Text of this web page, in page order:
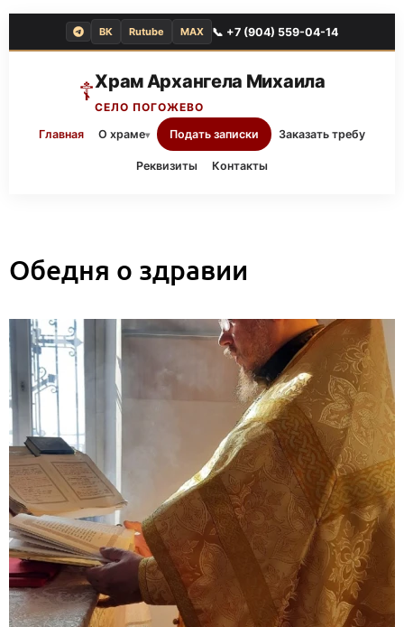
ВК Rutube MAX 📞 +7 (904) 559-04-14
☦Храм Архангела Михаила
СЕЛО ПОГОЖЕВО
Главная
О храме▾ Подать записки Заказать требу
Реквизиты Контакты
Обедня о здравии